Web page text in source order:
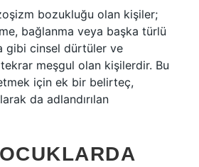
bozukluğu olan kişiler;
bağlanma veya başka türlü
gibi cinsel dürtüler ve
meşgul olan kişilerdir. Bu
için ek bir belirteç,
da adlandırılan